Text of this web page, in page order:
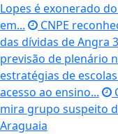
Lopes é exonerado
em...
CNPE
das dívidas de Angra 3
previsão de plenário
estratégias de
acesso ao ensino...
mira grupo suspeito
Araguaia